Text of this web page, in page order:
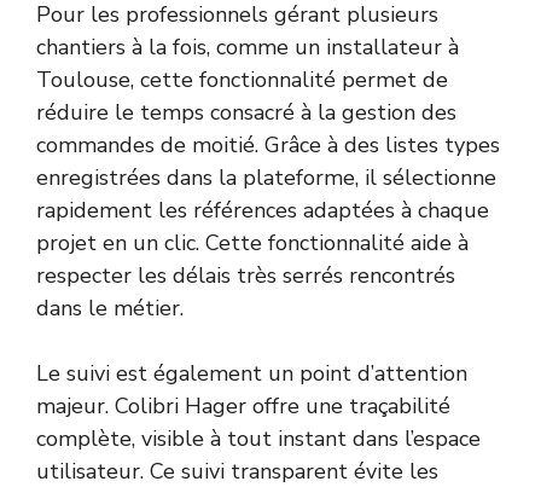
Pour les professionnels gérant plusieurs
chantiers à la fois, comme un installateur à
Toulouse, cette fonctionnalité permet de
réduire le temps consacré à la gestion des
commandes de moitié. Grâce à des listes types
enregistrées dans la plateforme, il sélectionne
rapidement les références adaptées à chaque
projet en un clic. Cette fonctionnalité aide à
respecter les délais très serrés rencontrés
dans le métier.
Le suivi est également un point d’attention
majeur. Colibri Hager offre une traçabilité
complète, visible à tout instant dans l’espace
utilisateur. Ce suivi transparent évite les